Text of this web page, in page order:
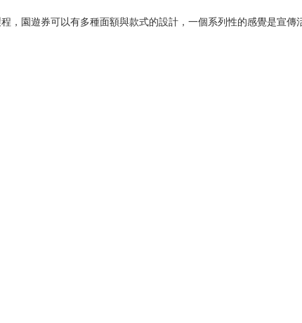
，園遊券可以有多種面額與款式的設計，一個系列性的感覺是宣傳